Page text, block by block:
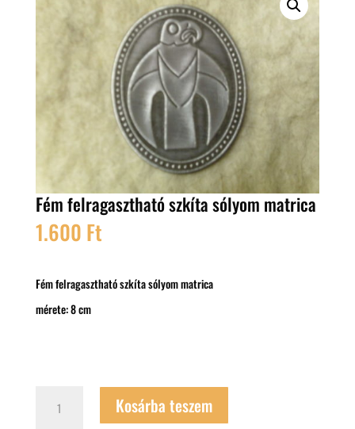
Fém felragasztható szkíta sólyom matrica
1.600 Ft
Fém felragasztható szkíta sólyom matrica
mérete: 8 cm
felragasztható
Kosárba teszem